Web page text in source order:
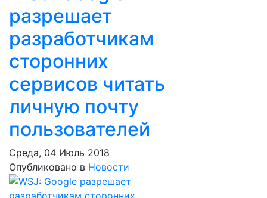
разрешает
разработчикам
сторонних
сервисов читать
личную почту
пользователей
Среда, 04 Июль 2018
Опубликовано в Новости